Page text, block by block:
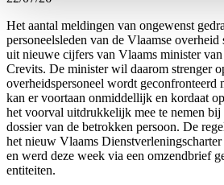
Het aantal meldingen van ongewenst
personeelsleden van de Vlaamse overheid
uit nieuwe cijfers van Vlaams minister
Crevits. De minister wil daarom strenger
overheidspersoneel wordt geconfronteerd
kan er voortaan onmiddellijk en kordaat
het voorval uitdrukkelijk mee te nemen bij
dossier van de betrokken persoon. De
het nieuw Vlaams
en werd deze week via een omzendbrief
entiteiten.